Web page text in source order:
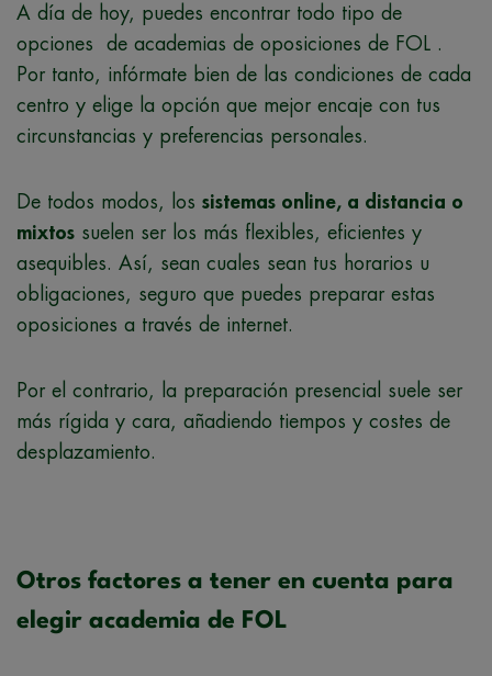
A día de hoy, puedes encontrar todo tipo de
opciones de academias de oposiciones de FOL .
Por tanto, infórmate bien de las condiciones de cada
centro y elige la opción que mejor encaje con tus
circunstancias y preferencias personales.
De todos modos, los sistemas online, a distancia o
mixtos suelen ser los más flexibles, eficientes y
asequibles. Así, sean cuales sean tus horarios u
obligaciones, seguro que puedes preparar estas
oposiciones a través de internet.
Por el contrario, la preparación presencial suele ser
más rígida y cara, añadiendo tiempos y costes de
desplazamiento.
Otros factores a tener en cuenta para
elegir academia de FOL